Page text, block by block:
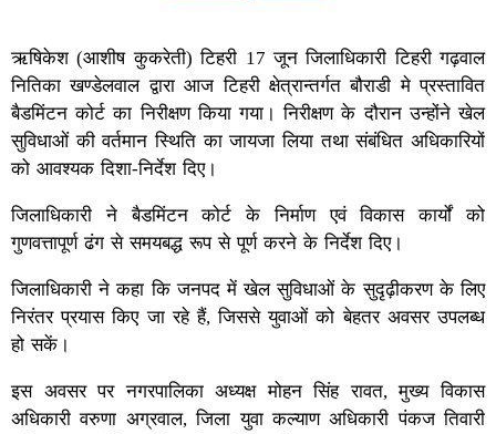
ऋषिकेश (आशीष कुकरेती) टिहरी 17 जून जिलाधिकारी टिहरी गढ़वाल
नितिका खण्डेलवाल द्वारा आज टिहरी क्षेत्रान्तर्गत बौराडी मे प्रस्तावित
बैडमिंटन कोर्ट का निरीक्षण किया गया। निरीक्षण के दौरान उन्होंने खेल
सुविधाओं की वर्तमान स्थिति का जायजा लिया तथा संबंधित अधिकारियों
को आवश्यक दिशा-निर्देश दिए।
जिलाधिकारी ने बैडमिंटन कोर्ट के निर्माण एवं विकास कार्यों को
गुणवत्तापूर्ण ढंग से समयबद्ध रूप से पूर्ण करने के निर्देश दिए।
जिलाधिकारी ने कहा कि जनपद में खेल सुविधाओं के सुदृढ़ीकरण के लिए
निरंतर प्रयास किए जा रहे हैं, जिससे युवाओं को बेहतर अवसर उपलब्ध
हो सकें।
इस अवसर पर नगरपालिका अध्यक्ष मोहन सिंह रावत, मुख्य विकास
अधिकारी वरुणा अग्रवाल, जिला युवा कल्याण अधिकारी पंकज तिवारी